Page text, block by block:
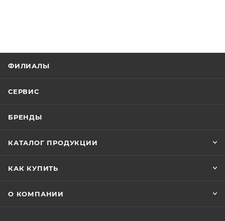
ФИЛИАЛЫ
СЕРВИС
БРЕНДЫ
КАТАЛОГ ПРОДУКЦИИ
КАК КУПИТЬ
О КОМПАНИИ